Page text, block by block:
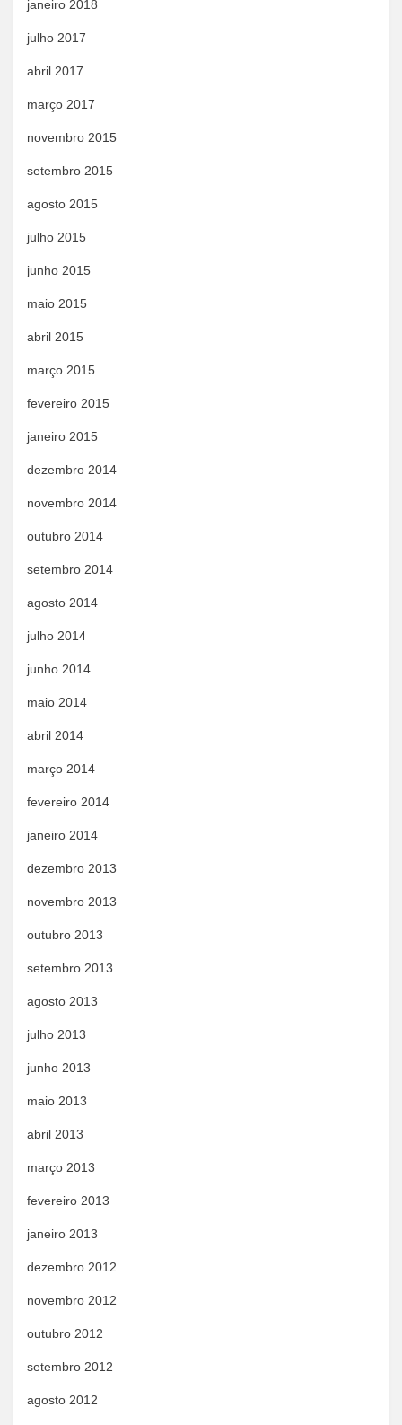
janeiro 2018
julho 2017
abril 2017
março 2017
novembro 2015
setembro 2015
agosto 2015
julho 2015
junho 2015
maio 2015
abril 2015
março 2015
fevereiro 2015
janeiro 2015
dezembro 2014
novembro 2014
outubro 2014
setembro 2014
agosto 2014
julho 2014
junho 2014
maio 2014
abril 2014
março 2014
fevereiro 2014
janeiro 2014
dezembro 2013
novembro 2013
outubro 2013
setembro 2013
agosto 2013
julho 2013
junho 2013
maio 2013
abril 2013
março 2013
fevereiro 2013
janeiro 2013
dezembro 2012
novembro 2012
outubro 2012
setembro 2012
agosto 2012